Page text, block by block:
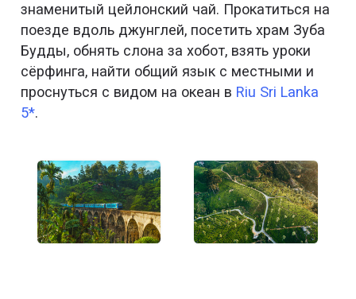
знаменитый цейлонский чай. Прокатиться на
поезде вдоль джунглей, посетить храм Зуба
Будды, обнять слона за хобот, взять уроки
сёрфинга, найти общий язык с местными и
проснуться с видом на океан в Riu Sri Lanka
5*.